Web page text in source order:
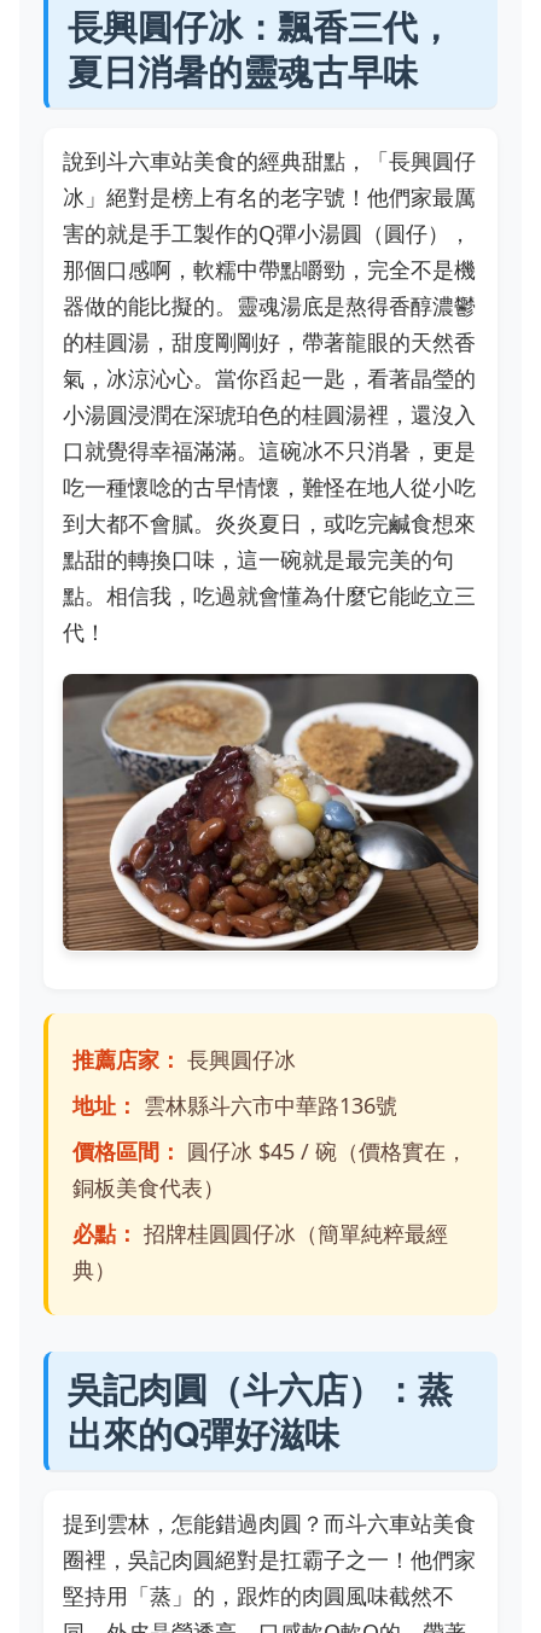
長興圓仔冰：飄香三代，
夏日消暑的靈魂古早味
說到斗六車站美食的經典甜點，「長興圓仔
冰」絕對是榜上有名的老字號！他們家最厲
害的就是手工製作的Q彈小湯圓（圓仔），
那個口感啊，軟糯中帶點嚼勁，完全不是機
器做的能比擬的。靈魂湯底是熬得香醇濃鬱
的桂圓湯，甜度剛剛好，帶著龍眼的天然香
氣，冰涼沁心。當你舀起一匙，看著晶瑩的
小湯圓浸潤在深琥珀色的桂圓湯裡，還沒入
口就覺得幸福滿滿。這碗冰不只消暑，更是
吃一種懷唸的古早情懷，難怪在地人從小吃
到大都不會膩。炎炎夏日，或吃完鹹食想來
點甜的轉換口味，這一碗就是最完美的句
點。相信我，吃過就會懂為什麼它能屹立三
代！
推薦店家： 長興圓仔冰
地址： 雲林縣斗六市中華路136號
價格區間： 圓仔冰 $45 / 碗（價格實在，
銅板美食代表）
必點： 招牌桂圓圓仔冰（簡單純粹最經
典）
吳記肉圓（斗六店）：蒸
出來的Q彈好滋味
提到雲林，怎能錯過肉圓？而斗六車站美食
圈裡，吳記肉圓絕對是扛霸子之一！他們家
堅持用「蒸」的，跟炸的肉圓風味截然不